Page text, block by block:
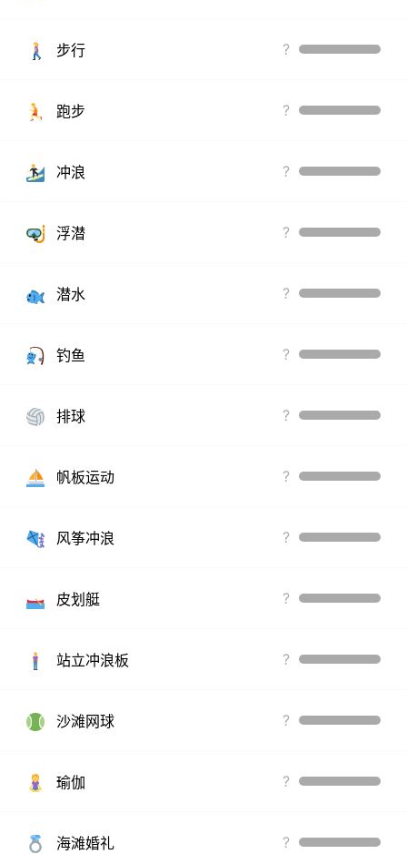
步行 ?
跑步 ?
冲浪 ?
浮潜 ?
潜水 ?
钓鱼 ?
排球 ?
帆板运动 ?
风筝冲浪 ?
皮划艇 ?
站立冲浪板 ?
沙滩网球 ?
瑜伽 ?
海滩婚礼 ?